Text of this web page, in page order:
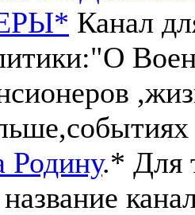
Канал
Родину.* Для